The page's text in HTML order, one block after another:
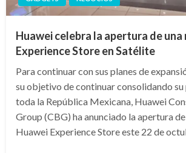
Huawei celebra la apertura de una
Experience Store en Satélite
Para continuar con sus planes de
su objetivo de continuar consolidando su
toda la República Mexicana, Huawei
Group (CBG) ha anunciado la apertura
Huawei Experience Store este 22 de